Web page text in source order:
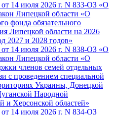
14 июля 2026 г. N 833-ОЗ «О
Липецкой области «О
фонда обязательного
Липецкой области на 2026
2027 и 2028 годов»
14 июля 2026 г. N 838-ОЗ «О
Липецкой области «О
членов семей отдельных
с проведением специальной
Украины, Донецкой
Народной
и Херсонской областей»
14 июля 2026 г. N 834-ОЗ